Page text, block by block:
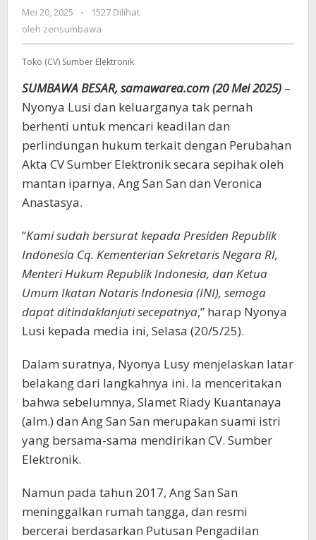
Bersurat
Menkum
dan
INI
Mei 20, 2025
oleh
zensumbawa
-
1527 Dilihat
oleh zensumbawa
Toko (CV) Sumber Elektronik
SUMBAWA BESAR, samawarea.com (20 Mei 2025) –
Nyonya Lusi dan keluarganya tak pernah
berhenti untuk mencari keadilan dan
perlindungan hukum terkait dengan Perubahan
Akta CV Sumber Elektronik secara sepihak oleh
mantan iparnya, Ang San San dan Veronica
Anastasya.
“Kami sudah bersurat kepada Presiden Republik
Indonesia Cq. Kementerian Sekretaris Negara RI,
Menteri Hukum Republik Indonesia, dan Ketua
Umum Ikatan Notaris Indonesia (INI), semoga
dapat ditindaklanjuti secepatnya,” harap Nyonya
Lusi kepada media ini, Selasa (20/5/25).
Dalam suratnya, Nyonya Lusy menjelaskan latar
belakang dari langkahnya ini. Ia menceritakan
bahwa sebelumnya, Slamet Riady Kuantanaya
(alm.) dan Ang San San merupakan suami istri
yang bersama-sama mendirikan CV. Sumber
Elektronik.
Namun pada tahun 2017, Ang San San
meninggalkan rumah tangga, dan resmi
bercerai berdasarkan Putusan Pengadilan